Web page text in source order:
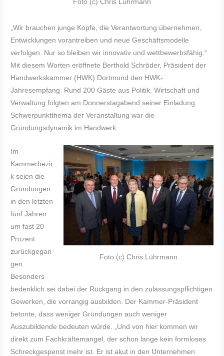
Foto (c) Chris Lührmann
„Wir brauchen junge Köpfe, die Verantwortung übernehmen,
Entwicklungen vorantreiben und neue Geschäftsmodelle
verfolgen. Nur so bleiben wir innovativ und wettbewerbsfähig.“
Mit diesem Worten eröffnete Berthold Schröder, Präsident der
Handwerkskammer (HWK) Dortmund den HWK-
Jahresempfang. Rund 200 Gäste aus Politik, Wirtschaft und
Verwaltung folgten am Donnerstagabend seiner Einladung.
Schwerpunktthema der Veranstaltung war die
Gründungsdynamik im Handwerk.
Foto (c) Chris Lührmann
Im
Kammerbezir
k seien die
Gründungen
in den letzten
fünf Jahren
um fast 20
Prozent
zurückgegan
gen.
Besonders
bedenklich sei dabei der Rückgang in den zulassungspflichtigen
Gewerken, die vorrangig ausbilden. Der Kammer-Präsident
betonte, dass weniger Gründungen auch weniger
Auszubildende bedeuten würde. „Und von hier kommen wir
direkt zum Fachkräftemangel, der schon lange kein formloses
Schreckgespenst mehr ist. Er ist akut in den Unternehmen